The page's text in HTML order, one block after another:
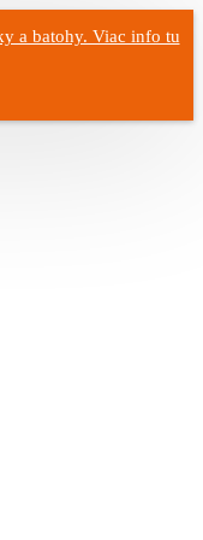
a batohy. Viac info tu